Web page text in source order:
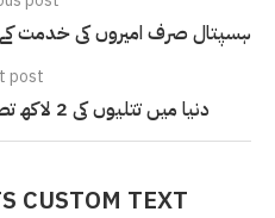
ہسپتال صرف امیروں کی خدمت کے
post
دنیا میں تتلیوں کی 2 لاکھ تصاویر جمع کرنے والا شخص
CUSTOM TEXT